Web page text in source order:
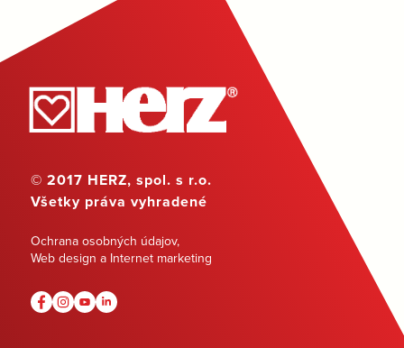
© 2017 HERZ, spol. s r.o.
Všetky práva vyhradené
Ochrana osobných údajov,
Web design a Internet marketing